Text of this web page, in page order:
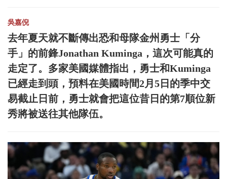
吳嘉倪
去年夏天就不斷傳出恐和母隊金州勇士「分
手」的前鋒Jonathan Kuminga，這次可能真的
走定了。多家美國媒體指出，勇士和Kuminga
已經走到頭，預料在美國時間2月5日的季中交
易截止日前，勇士就會把這位昔日的第7順位新
秀將被送往其他隊伍。